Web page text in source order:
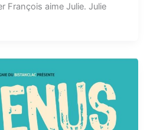
François aime Julie. Julie